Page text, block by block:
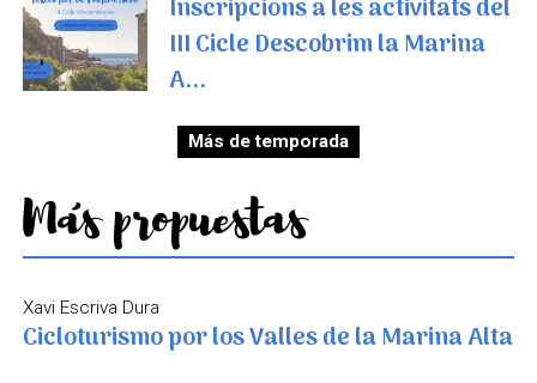
Inscripcions a les activitats del
III Cicle Descobrim la Marina
A...
Más de temporada
Más propuestas
Xavi Escriva Dura
Cicloturismo por los Valles de la Marina Alta